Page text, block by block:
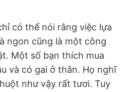
có thể nói rằng việc lựa
ngon cũng là một công
Một số bạn thích mua
và có gai ở thân. Họ nghĩ
như vậy rất tươi. Tuy